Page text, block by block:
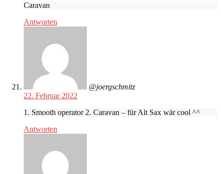
Caravan
Antworten
@joergschmitz
22. Februar 2022
1. Smooth operator 2. Caravan – für Alt Sax wär cool ^^
Antworten